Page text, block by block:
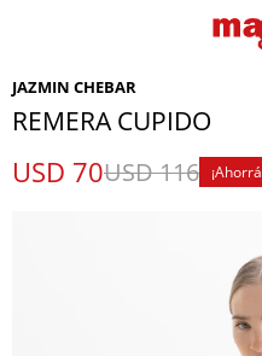
JAZMIN CHEBAR
REMERA CUPIDO
USD 70USD116